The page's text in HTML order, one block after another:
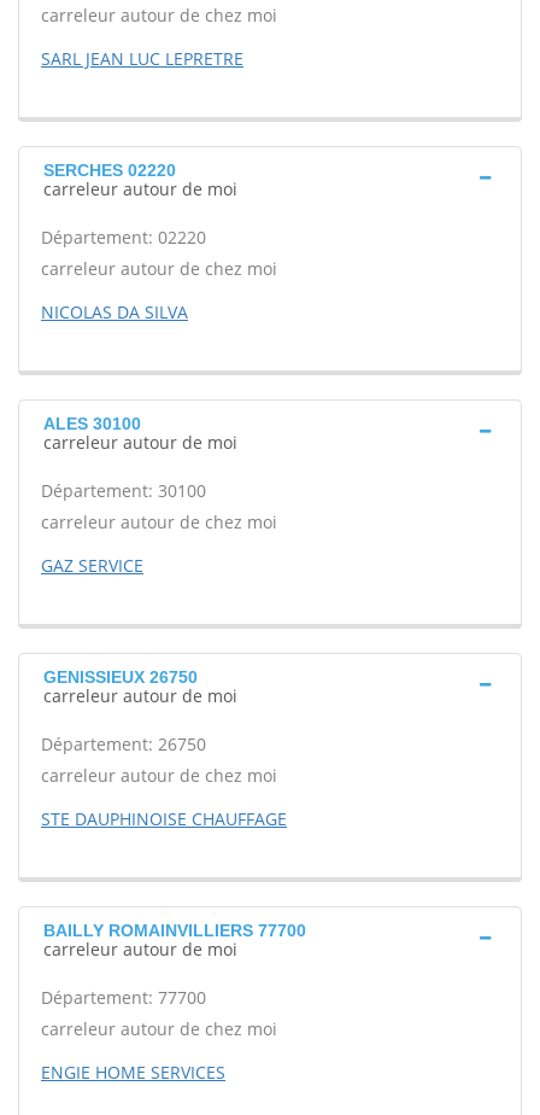
carreleur autour de chez moi
SARL JEAN LUC LEPRETRE
SERCHES 02220
carreleur autour de moi
Département: 02220
carreleur autour de chez moi
NICOLAS DA SILVA
ALES 30100
carreleur autour de moi
Département: 30100
carreleur autour de chez moi
GAZ SERVICE
GENISSIEUX 26750
carreleur autour de moi
Département: 26750
carreleur autour de chez moi
STE DAUPHINOISE CHAUFFAGE
BAILLY ROMAINVILLIERS 77700
carreleur autour de moi
Département: 77700
carreleur autour de chez moi
ENGIE HOME SERVICES